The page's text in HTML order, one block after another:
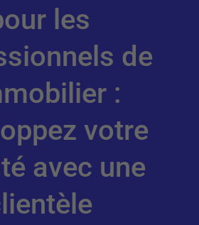
les
de
:
votre
avec une